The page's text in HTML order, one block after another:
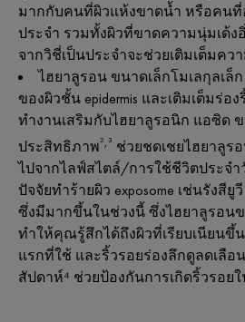
มากกับคนที่ผิวแห้งขาดน้ำ หรือคนที่
ประจำ รวมทั้งผิวที่ขาดความนุ่มเด้ง
จากวิชี่เป็นประจำจะช่วยเติมเต็มค
ไฮยาลูรอน ขนาดเล็กโมเลกุลเล็
ของผิวชั้น epidermis และเติมเต็มร่อ
ทำงานเสริมกับไฮยาลูรอนิก แอซิด
ประสิทธิภาพ²,³ ช่วยชดเชยไฮยาลู
ไปจากไลฟ์สไตล์/การใช้ชีวิตประจ
ปัจจัยทำร้ายผิว exposome เช่นรังสี
ซึ่งมีมากขึ้นในช่วงนี้ ซึ่งไฮยาลูรอนข
ทำให้คุณรู้สึกได้ถึงผิวที่เรียบเนียนขึ้
แรกที่ใช้ และริ้วรอยร่องลึกดูลดเลื
สัปดาห์⁴ ช่วยป้องกันการเกิดริ้วรอย